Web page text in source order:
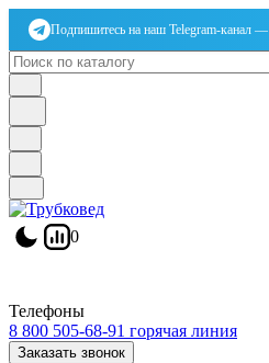
Подпишитесь на наш Telegram-канал
0
Телефоны
8 800 505-68-91 горячая линия
Заказать звонок